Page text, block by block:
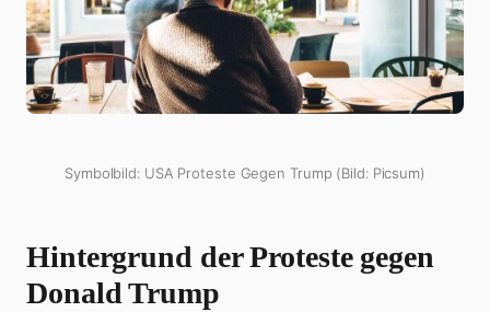
Symbolbild: USA Proteste Gegen Trump (Bild: Picsum)
Hintergrund der Proteste gegen
Donald Trump